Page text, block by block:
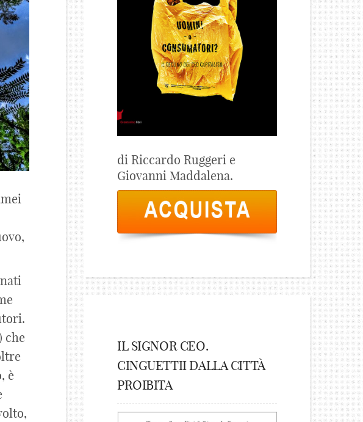
che
è
di Riccardo Ruggeri e
Giovanni Maddalena.
IL SIGNOR CEO.
CINGUETTII DALLA CITTÀ
PROIBITA